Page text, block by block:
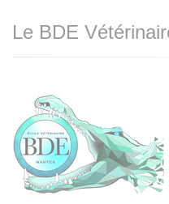
Le BDE